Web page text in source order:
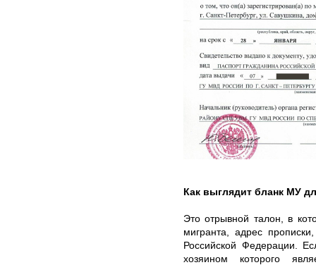
Как выглядит бланк МУ
Это отрывной талон, в
мигранта, адрес
Российской Федерации.
хозяином которого